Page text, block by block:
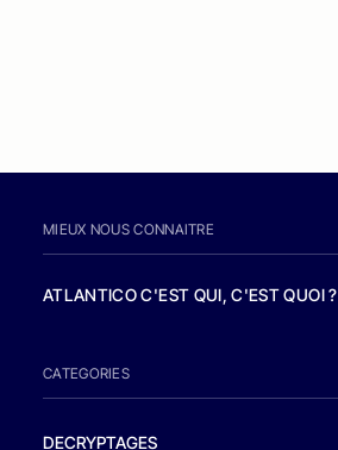
MIEUX NOUS CONNAITRE
ATLANTICO C'EST QUI, C'EST QUOI ?
CATEGORIES
DECRYPTAGES